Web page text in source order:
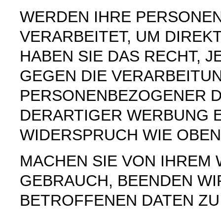
WERDEN IHRE
VERARBEITET, UM
HABEN SIE DAS RECHT,
GEGEN DIE
PERSONENBEZOGENER
DERARTIGER WERBUNG
WIDERSPRUCH WIE
MACHEN SIE VON IHREM
GEBRAUCH, BEENDEN
BETROFFENEN DATEN